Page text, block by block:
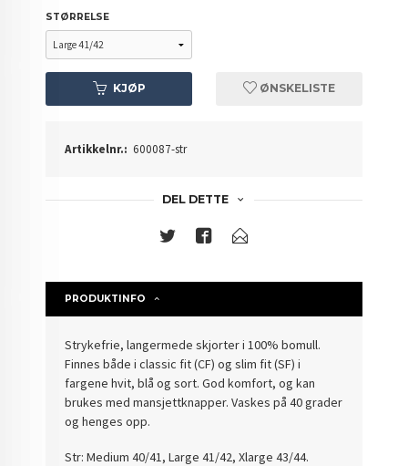
STØRRELSE
KJØP ØNSKELISTE
Artikkelnr.: 600087-str
DEL DETTE
PRODUKTINFO
Strykefrie, langermede skjorter i 100% bomull.
Finnes både i classic fit (CF) og slim fit (SF) i
fargene hvit, blå og sort. God komfort, og kan
brukes med mansjettknapper. Vaskes på 40 grader
og henges opp.
Str: Medium 40/41, Large 41/42, Xlarge 43/44.